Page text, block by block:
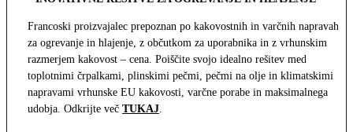
Francoski proizvajalec prepoznan po kakovostnih in varčnih napravah
za ogrevanje in hlajenje, z občutkom za uporabnika in z vrhunskim
razmerjem kakovost – cena. Poiščite svojo idealno rešitev med
toplotnimi črpalkami, plinskimi pečmi, pečmi na olje in klimatskimi
napravami vrhunske EU kakovosti, varčne porabe in maksimalnega
udobja. Odkrijte več TUKAJ.